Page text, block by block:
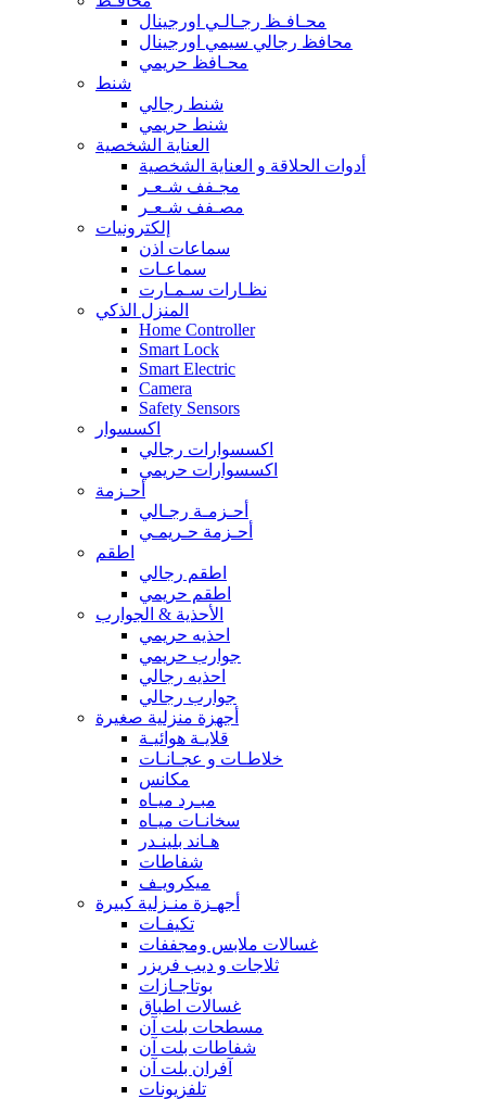
محـافـظ رجـالـي اورجينال
محافظ رجالي سيمي اورجينال
محـافظ حريمي
شنط
شنط رجالي
شنط حريمي
العناية الشخصية
أدوات الحلاقة و العناية الشخصية
مجـفف شـعـر
مصـفف شـعـر
إلكترونيات
سماعات اذن
سماعـات
نظـارات سـمـارت
المنزل الذكي
Home Controller
Smart Lock
Smart Electric
Camera
Safety Sensors
اكسسوار
اكسسوارات رجالي
اكسسوارات حريمي
أحـزمة
أحـزمـة رجـالي
أحـزمة حـريمـي
اطقم
اطقم رجالي
اطقم حريمي
الأحذية & الجوارب
احذيه حريمي
جوارب حريمي
احذيه رجالي
جوارب رجالي
أجهزة منزلية صغيرة
قلايـة هوائيـة
خلاطـات و عجـانـات
مكانس
مبـرد ميـاه
سخانـات ميـاه
هـاند بلينـدر
شفاطات
ميكرويـف
أجهـزة منـزلية كبيرة
تكيفـات
غسالات ملابس ومجففات
ثلاجات و ديب فريزر
بوتاجـازات
غسالات اطباق
مسطحات بلت آن
شفاطات بلت آن
آفران بلت آن
تلفزيونات